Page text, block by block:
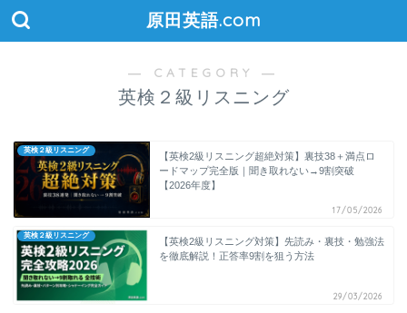
原田英語.com
― CATEGORY ―
英検２級リスニング
英検２級リスニング
【英検2級リスニング超絶対策】裏技38＋満点ロ
ードマップ完全版｜聞き取れない→9割突破
【2026年度】
17/05/2026
英検２級リスニング
【英検2級リスニング対策】先読み・裏技・勉強法
を徹底解説！正答率9割を狙う方法
29/03/2026